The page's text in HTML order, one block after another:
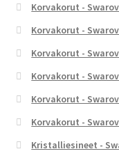
Korvakorut -
Korvakorut -
Korvakorut -
Korvakorut -
Korvakorut -
Korvakorut -
Kristalliesineet -